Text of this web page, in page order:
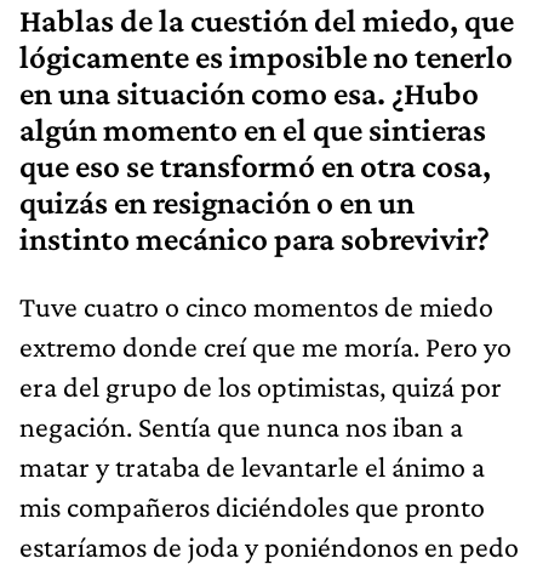
Hablas de la cuestión del miedo, que
lógicamente es imposible no tenerlo
en una situación como esa. ¿Hubo
algún momento en el que sintieras
que eso se transformó en otra cosa,
quizás en resignación o en un
instinto mecánico para sobrevivir?
Tuve cuatro o cinco momentos de miedo
extremo donde creí que me moría. Pero yo
era del grupo de los optimistas, quizá por
negación. Sentía que nunca nos iban a
matar y trataba de levantarle el ánimo a
mis compañeros diciéndoles que pronto
estaríamos de joda y poniéndonos en pedo